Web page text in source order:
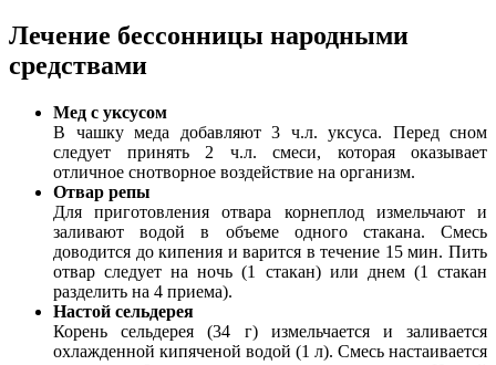
Лечение бессонницы народными
средствами
Мед с уксусом
В чашку меда добавляют 3 ч.л. уксуса. Перед сном
следует принять 2 ч.л. смеси, которая оказывает
отличное снотворное воздействие на организм.
Отвар репы
Для приготовления отвара корнеплод измельчают и
заливают водой в объеме одного стакана. Смесь
доводится до кипения и варится в течение 15 мин. Пить
отвар следует на ночь (1 стакан) или днем (1 стакан
разделить на 4 приема).
Настой сельдерея
Корень сельдерея (34 г) измельчается и заливается
охлажденной кипяченой водой (1 л). Смесь настаивается